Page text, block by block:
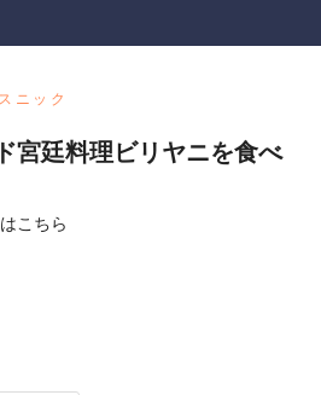
ニック
宮廷料理ビリヤニを食べ
こちら